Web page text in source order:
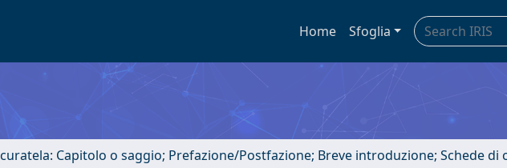
Home Sfoglia
Capitolo o saggio; Prefazione/Postfazione; Breve introduzione; Schede